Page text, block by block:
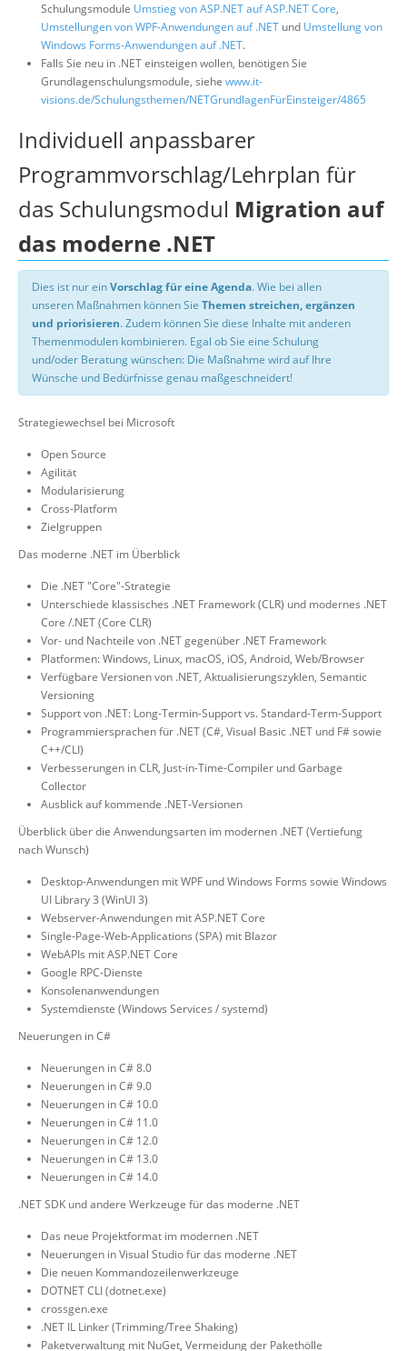
Schulungsmodule Umstieg von ASP.NET auf ASP.NET Core,
Umstellungen von WPF-Anwendungen auf .NET und Umstellung von
Windows Forms-Anwendungen auf .NET.
Falls Sie neu in .NET einsteigen wollen, benötigen Sie
Grundlagenschulungsmodule, siehe www.it-
visions.de/Schulungsthemen/NETGrundlagenFürEinsteiger/4865
Individuell anpassbarer
Programmvorschlag/Lehrplan für
das Schulungsmodul Migration auf
das moderne .NET
Dies ist nur einVorschlag für eine Agenda. Wie bei allen
unseren Maßnahmen können Sie Themen streichen, ergänzen
und priorisieren. Zudem können Sie diese Inhalte mit anderen
Themenmodulen kombinieren. Egal ob Sie eine Schulung
und/oder Beratung wünschen: Die Maßnahme wird auf Ihre
Wünsche und Bedürfnisse genau maßgeschneidert!
Strategiewechsel bei Microsoft
Open Source
Agilität
Modularisierung
Cross-Platform
Zielgruppen
Das moderne .NET im Überblick
Die .NET "Core"-Strategie
Unterschiede klassisches .NET Framework (CLR) und modernes .NET
Core /.NET (Core CLR)
Vor- und Nachteile von .NET gegenüber .NET Framework
Platformen: Windows, Linux, macOS, iOS, Android, Web/Browser
Verfügbare Versionen von .NET, Aktualisierungszyklen, Semantic
Versioning
Support von .NET: Long-Termin-Support vs. Standard-Term-Support
Programmiersprachen für .NET (C#, Visual Basic .NET und F# sowie
C++/CLI)
Verbesserungen in CLR, Just-in-Time-Compiler und Garbage
Collector
Ausblick auf kommende .NET-Versionen
Überblick über die Anwendungsarten im modernen .NET (Vertiefung
nach Wunsch)
Desktop-Anwendungen mit WPF und Windows Forms sowie Windows
UI Library 3 (WinUI 3)
Webserver-Anwendungen mit ASP.NET Core
Single-Page-Web-Applications (SPA) mit Blazor
WebAPIs mit ASP.NET Core
Google RPC-Dienste
Konsolenanwendungen
Systemdienste (Windows Services / systemd)
Neuerungen in C#
Neuerungen in C# 8.0
Neuerungen in C# 9.0
Neuerungen in C# 10.0
Neuerungen in C# 11.0
Neuerungen in C# 12.0
Neuerungen in C# 13.0
Neuerungen in C# 14.0
.NET SDK und andere Werkzeuge für das moderne .NET
Das neue Projektformat im modernen .NET
Neuerungen in Visual Studio für das moderne .NET
Die neuen Kommandozeilenwerkzeuge
DOTNET CLI (dotnet.exe)
crossgen.exe
.NET IL Linker (Trimming/Tree Shaking)
Paketverwaltung mit NuGet, Vermeidung der Pakethölle